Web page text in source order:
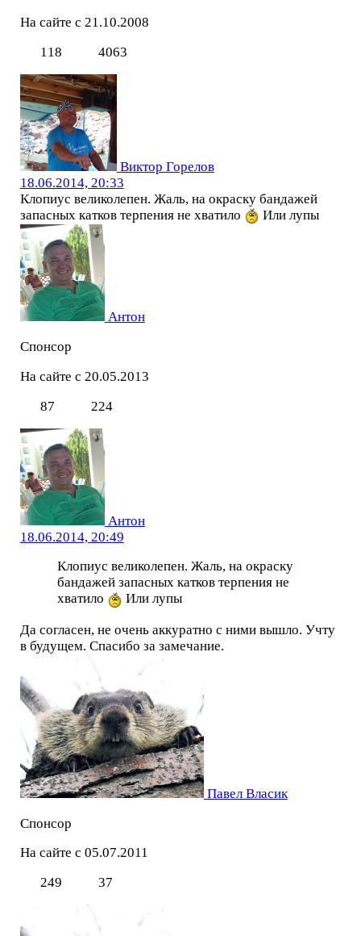
На сайте с 21.10.2008
118
4063
Виктор Горелов
18.06.2014, 20:33
Клопиус великолепен. Жаль, на окраску бандажей
запасных катков терпения не хватило
Или лупы
Антон
Спонсор
На сайте с 20.05.2013
87
224
Антон
18.06.2014, 20:49
Клопиус великолепен. Жаль, на окраску
бандажей запасных катков терпения не
хватило
Или лупы
Да согласен, не очень аккуратно с ними вышло. Учту
в будущем. Спасибо за замечание.
Павел Власик
Спонсор
На сайте с 05.07.2011
249
37